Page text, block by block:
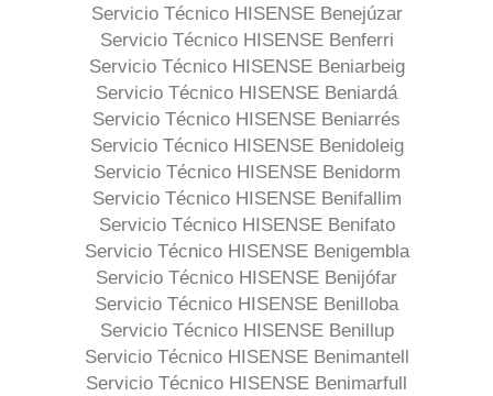
Servicio Técnico HISENSE Benejúzar
Servicio Técnico HISENSE Benferri
Servicio Técnico HISENSE Beniarbeig
Servicio Técnico HISENSE Beniardá
Servicio Técnico HISENSE Beniarrés
Servicio Técnico HISENSE Benidoleig
Servicio Técnico HISENSE Benidorm
Servicio Técnico HISENSE Benifallim
Servicio Técnico HISENSE Benifato
Servicio Técnico HISENSE Benigembla
Servicio Técnico HISENSE Benijófar
Servicio Técnico HISENSE Benilloba
Servicio Técnico HISENSE Benillup
Servicio Técnico HISENSE Benimantell
Servicio Técnico HISENSE Benimarfull